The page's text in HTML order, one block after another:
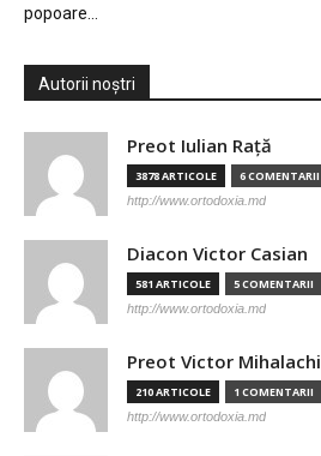
popoare…
Autorii noștri
Preot Iulian Raţă
3878 ARTICOLE 6 COMENTARII
http://www.ortodoxia.md
Diacon Victor Casian
581 ARTICOLE 5 COMENTARII
http://www.ortodoxia.md
Preot Victor Mihalachi
210 ARTICOLE 1 COMENTARII
http://www.ortodoxia.md